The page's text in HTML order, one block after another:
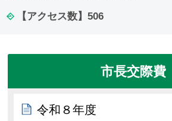
【アクセス数】 506
市長交際費
令和８年度